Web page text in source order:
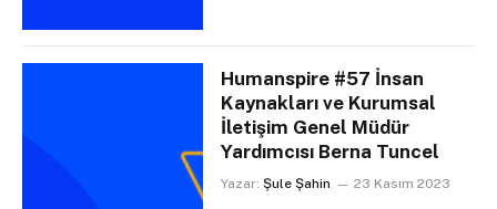
Humanspire #57 İnsan
Kaynakları ve Kurumsal
İletişim Genel Müdür
Yardımcısı Berna Tuncel
Yazar: Şule Şahin 23 Kasım 2023